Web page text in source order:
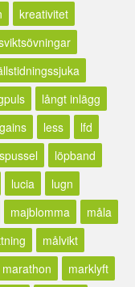
kreativitet
långt inlägg
less
lfd
löpband
lucia
lugn
majblomma
måla
målvikt
marathon
marklyft